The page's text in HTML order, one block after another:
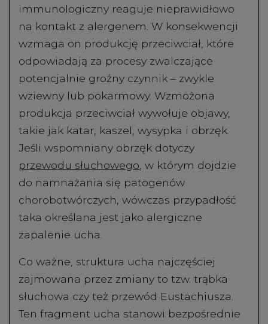
immunologiczny reaguje nieprawidłowo
na kontakt z alergenem. W konsekwencji
wzmaga on produkcję przeciwciał, które
odpowiadają za procesy zwalczające
potencjalnie groźny czynnik – zwykle
wziewny lub pokarmowy. Wzmożona
produkcja przeciwciał wywołuje objawy,
takie jak katar, kaszel, wysypka i obrzęk.
Jeśli wspomniany obrzęk dotyczy
przewodu słuchowego, w którym dojdzie
do namnażania się patogenów
chorobotwórczych, wówczas przypadłość
taka określana jest jako alergiczne
zapalenie ucha.
Co ważne, struktura ucha najczęściej
zajmowana przez zmiany to tzw. trąbka
słuchowa czy też przewód Eustachiusza.
Ten fragment ucha stanowi bezpośrednie